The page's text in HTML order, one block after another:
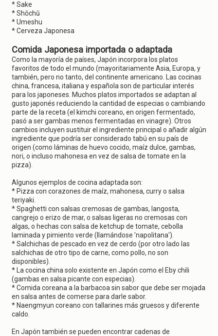
* Sake
* Shōchū
* Umeshu
* Cerveza Japonesa
Comida Japonesa importada o adaptada
Como la mayoría de países, Japón incorpora los platos
favoritos de todo el mundo (mayoritariamente Asia, Europa, y
también, pero no tanto, del continente americano. Las cocinas
china, francesa, italiana y española son de particular interés
para los japoneses. Muchos platos importados se adaptan al
gusto japonés reduciendo la cantidad de especias o cambiando
parte de la receta (el kimchi coreano, en origen fermentado,
pasó a ser gambas menos fermentadas en vinagre). Otros
cambios incluyen sustituir el ingrediente principal o añadir algún
ingrediente que podría ser considerado tabú en su país de
origen (como láminas de huevo cocido, maíz dulce, gambas,
nori, o incluso mahonesa en vez de salsa de tomate en la
pizza).
Algunos ejemplos de cocina adaptada son:
* Pizza con corazones de maíz, mahonesa, curry o salsa
teriyaki.
* Spaghetti con salsas cremosas de gambas, langosta,
cangrejo o erizo de mar, o salsas ligeras no cremosas con
algas, o hechas con salsa de ketchup de tomate, cebolla
laminada y pimiento verde (llamándose 'napolitana').
* Salchichas de pescado en vez de cerdo (por otro lado las
salchichas de otro tipo de carne, como pollo, no son
disponibles).
* La cocina china solo existente en Japón como el Eby chili
(gambas en salsa picante con especias).
* Comida coreana a la barbacoa sin sabor que debe ser mojada
en salsa antes de comerse para darle sabor.
* Naengmyun coreano con tallarines más gruesos y diferente
caldo.
En Japón también se pueden encontrar cadenas de